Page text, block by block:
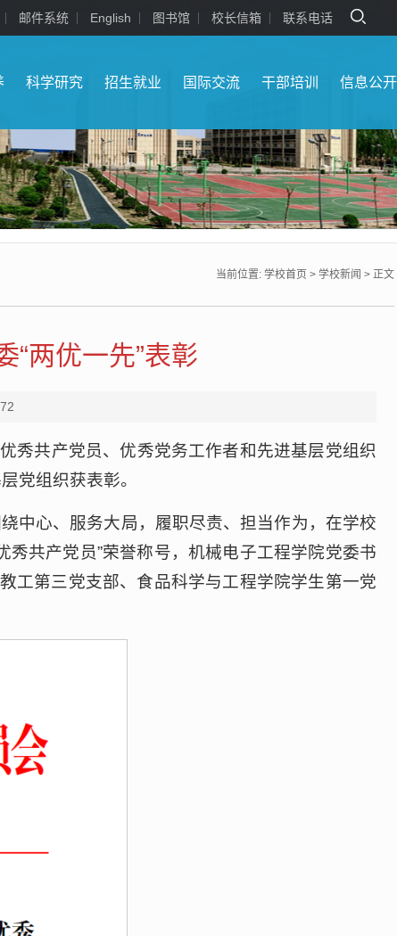
邮件系统 English 图书馆 校长信箱 联系电话
科学研究 招生就业 国际交流 干部培训 信息公开
当前位置: 学校首页 > 学校新闻 > 正文
“两优一先”表彰
秀共产党员、优秀党务工作者和先进基层党组织
党组织获表彰。
中心、服务大局，履职尽责、担当作为，在学校
共产党员”荣誉称号，机械电子工程学院党委书
工第三党支部、食品科学与工程学院学生第一党